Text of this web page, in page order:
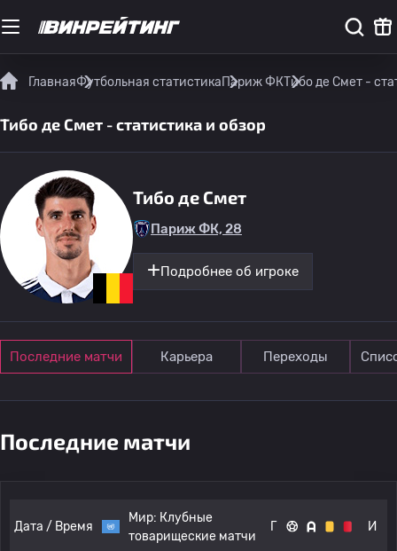
ГлавнаяФутбольная статистикаПариж ФКТибо де Смет -
Тибо де Смет - статистика и обзор
Тибо де Смет
Париж ФК, 28
Подробнее об игроке
Последние матчи Карьера Переходы
Последние матчи
Дата / Время
Мир: Клубные
товарищеские матчи
Г И